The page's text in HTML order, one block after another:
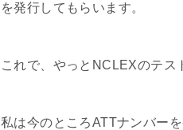
を発行してもらいます。
これで、やっとNCLEXのテス
私は今のところATTナンバー